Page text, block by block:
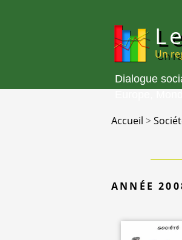
Un
Menu
Dialogue
Accueil >
ANNÉE